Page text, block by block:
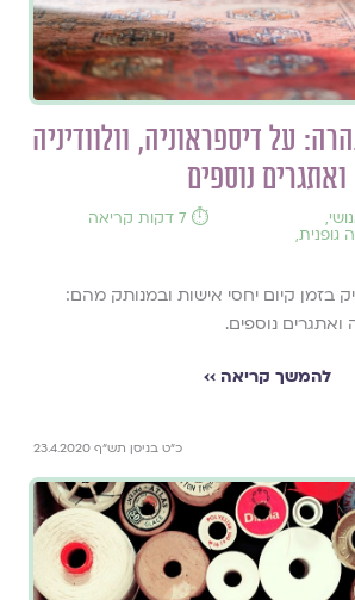
על דיספראוניה, וולוודיניה
ואתגרים נוספים
,
גופנית,
⏱️ 7 דקות קריאה
בזמן קיום יחסי אישות ובמנותק מהם:
ואתגרים נוספים.
להמשך קריאה ››
כ"ט בניסן תש"ף 23.4.2020